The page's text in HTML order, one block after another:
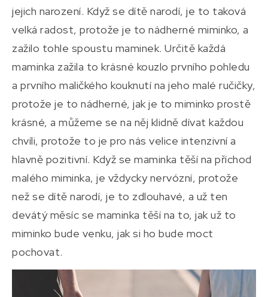
jejich narození. Když se dítě narodí, je to taková
velká radost, protože je to nádherné miminko, a
zažilo tohle spoustu maminek. Určitě každá
maminka zažila to krásné kouzlo prvního pohledu
a prvního maličkého kouknutí na jeho malé ručičky,
protože je to nádherné, jak je to miminko prostě
krásné, a můžeme se na něj klidně dívat každou
chvíli, protože to je pro nás velice intenzivní a
hlavně pozitivní. Když se maminka těší na příchod
malého miminka, je vždycky nervózní, protože
než se dítě narodí, je to zdlouhavé, a už ten
devátý měsíc se maminka těší na to, jak už to
miminko bude venku, jak si ho bude moct
pochovat.